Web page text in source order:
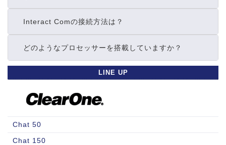
Interact Comの接続方法は？
どのようなプロセッサーを搭載していますか？
LINE UP
Chat 50
Chat 150